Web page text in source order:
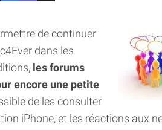
de continuer
dans les
les forums
encore une petite
de les consulter
iPhone, et les réactions aux